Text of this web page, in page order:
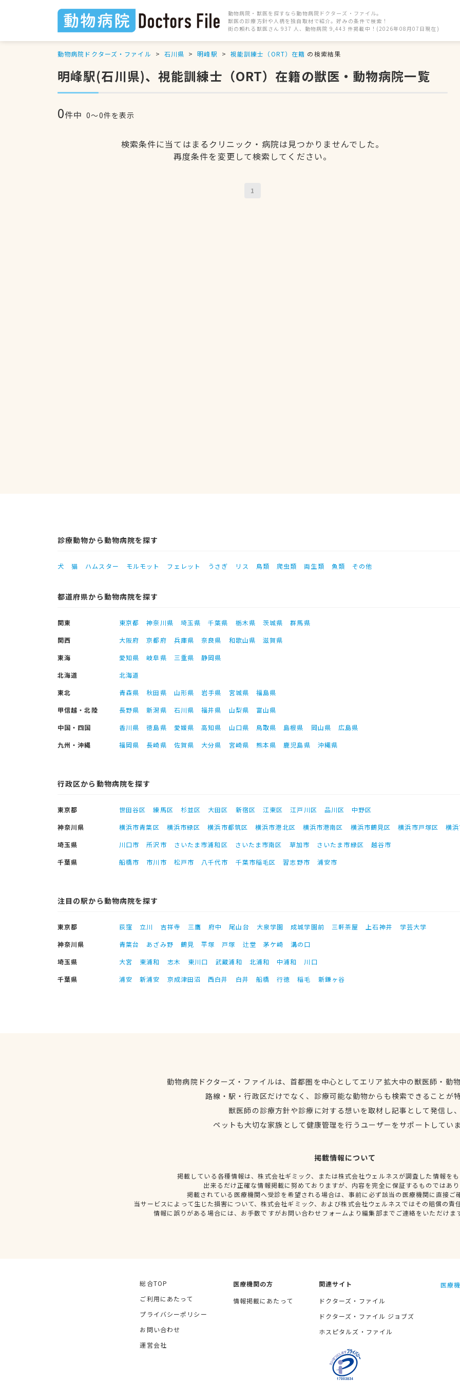
動物病院・獣医を探すなら動物病院ドクターズ・ファイル。
獣医の診療方針や人柄を独自取材で紹介。好みの条件で検索！
街の頼れる獣医さん 937 人、動物病院 9,443 件掲載中！(2026年08月07日現在)
動物病院ドクターズ・ファイル 石川県 明峰駅 視能訓練士（ORT）在籍 の検索結果
明峰駅(石川県)、視能訓練士（ORT）在籍の獣医・動物病院一覧
0件中 0〜0件を表示
検索条件に当てはまるクリニック・病院は見つかりませんでした。
再度条件を変更して検索してください。
1
診療動物から動物病院を探す
犬 猫 ハムスター モルモット フェレット うさぎ リス 鳥類 爬虫類 両生類 魚類 その他
都道府県から動物病院を探す
関東 東京都 神奈川県 埼玉県 千葉県 栃木県 茨城県
群馬県
関西
大阪府 京都府 兵庫県 奈良県 和歌山県
滋賀県
東海
愛知県 岐阜県 三重県
静岡県
北海道
北海道
東北
青森県 秋田県 山形県 岩手県 宮城県
福島県
甲信越・北陸
長野県 新潟県 石川県 福井県 山梨県
富山県
中国・四国
香川県 徳島県 愛媛県 高知県 山口県 鳥取県 島根県 岡山県
広島県
九州・沖縄
福岡県 長崎県 佐賀県 大分県 宮崎県 熊本県 鹿児島県 沖縄県
行政区から動物病院を探す
東京都 世田谷区 練馬区 杉並区 大田区 新宿区 江東区 江戸川区 品川区
中野区
神奈川県
横浜市青葉区 横浜市緑区 横浜市都筑区 横浜市港北区 横浜市港南区 横浜市鶴見区 横浜市戸塚区
横
埼玉県
川口市 所沢市 さいたま市浦和区 さいたま市南区 草加市 さいたま市緑区
越谷市
千葉県
船橋市 市川市 松戸市 八千代市 千葉市稲毛区 習志野市 浦安市
注目の駅から動物病院を探す
東京都 荻窪 立川 吉祥寺 三鷹 府中 尾山台 大泉学園 成城学園前 三軒茶屋 上石神井
学芸大学
神奈川県
青葉台 あざみ野 鶴見 平塚 戸塚 辻堂 茅ケ崎
溝の口
埼玉県
大宮 東浦和 志木 東川口 武蔵浦和 北浦和 中浦和
川口
千葉県
浦安 新浦安 京成津田沼 西白井 白井 船橋 行徳 稲毛 新鎌ヶ谷
動物病院ドクターズ・ファイルは、首都圏を中心としてエリア拡大中の獣医師・動
路線・駅・行政区だけでなく、診療可能な動物からも検索できることが
獣医師の診療方針や診療に対する想いを取材し記事として発信し
ペットも大切な家族として健康管理を行うユーザーをサポートしてい
掲載情報について
掲載している各種情報は、株式会社ギミック、または株式会社ウェルネスが調査した情報を
出来るだけ正確な情報掲載に努めておりますが、内容を完全に保証するものではあ
掲載されている医療機関へ受診を希望される場合は、事前に必ず該当の医療機関に直接ご
当サービスによって生じた損害について、株式会社ギミック、および株式会社ウェルネスではその賠償の責
情報に誤りがある場合には、お手数ですがお問い合わせフォームより編集部までご連絡をいただけま
総合TOP
ご利用にあたって
プライバシーポリシー
お問い合わせ
運営会社
医療機関の方
情報掲載にあたって
関連サイト
ドクターズ・ファイル
ドクターズ・ファイル ジョブズ
ホスピタルズ・ファイル
医療